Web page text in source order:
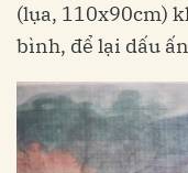
(lụa, 110x90cm)
bình, để lại dấu